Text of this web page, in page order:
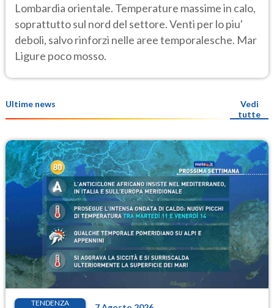
Lombardia orientale. Temperature massime in calo,
soprattutto sul nord del settore. Venti per lo piu'
deboli, salvo rinforzi nelle aree temporalesche. Mar
Ligure poco mosso.
Ultime news
Vedi
tutte
TENDENZA